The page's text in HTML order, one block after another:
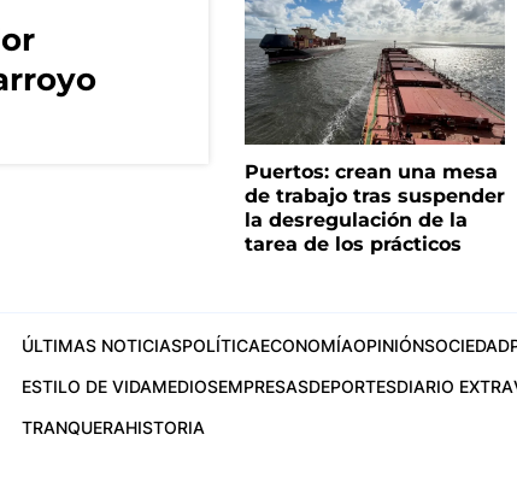
Puertos: crean una mesa
de trabajo tras suspender
la desregulación de la
tarea de los prácticos
ÚLTIMAS NOTICIASPOLÍTICAECONOMÍAOPINIÓNSOCIEDAD
ESTILO DE VIDAMEDIOSEMPRESASDEPORTESDIARIO EXTRA
TRANQUERAHISTORIA